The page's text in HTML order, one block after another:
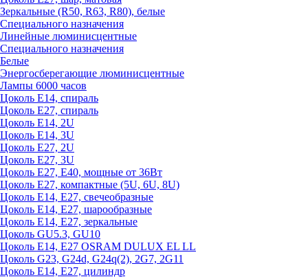
Зеркальные (R50, R63, R80), белые
Специального назначения
Линейные люминисцентные
Специального назначения
Белые
Энергосберегающие люминисцентные
Лампы 6000 часов
Цоколь Е14, спираль
Цоколь Е27, спираль
Цоколь Е14, 2U
Цоколь Е14, 3U
Цоколь Е27, 2U
Цоколь Е27, 3U
Цоколь Е27, Е40, мощные от 36Вт
Цоколь Е27, компактные (5U, 6U, 8U)
Цоколь Е14, Е27, свечеобразные
Цоколь Е14, Е27, шарообразные
Цоколь Е14, Е27, зеркальные
Цоколь GU5.3, GU10
Цоколь Е14, Е27 OSRAM DULUX EL LL
Цоколь G23, G24d, G24q(2), 2G7, 2G11
Цоколь Е14, Е27, цилиндр